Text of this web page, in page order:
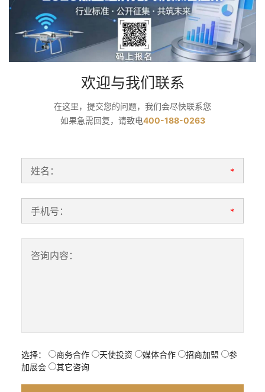
欢迎与我们联系
在这里，提交您的问题，我们会尽快联系您
如果急需回复，请致电400-188-0263
姓名： *
手机号： *
咨询内容：
选择： 商务合作 天使投资 媒体合作 招商加盟
参
加展会
其它咨询